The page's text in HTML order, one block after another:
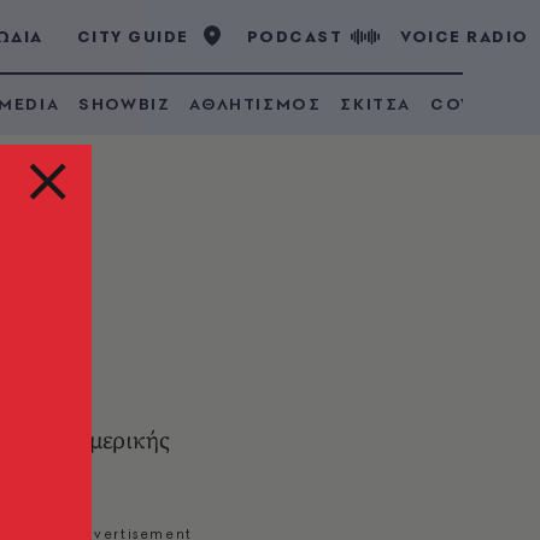
CITY GUIDE PODCAST VOICE RADIO
SHOWBIZ ΑΘΛΗΤΙΣΜΟΣ ΣΚΙΤΣΑ COVID 19
Αμερικής